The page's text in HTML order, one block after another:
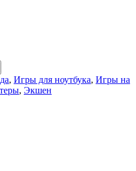
, Игры для ноутбука, Игры на
, Экшен